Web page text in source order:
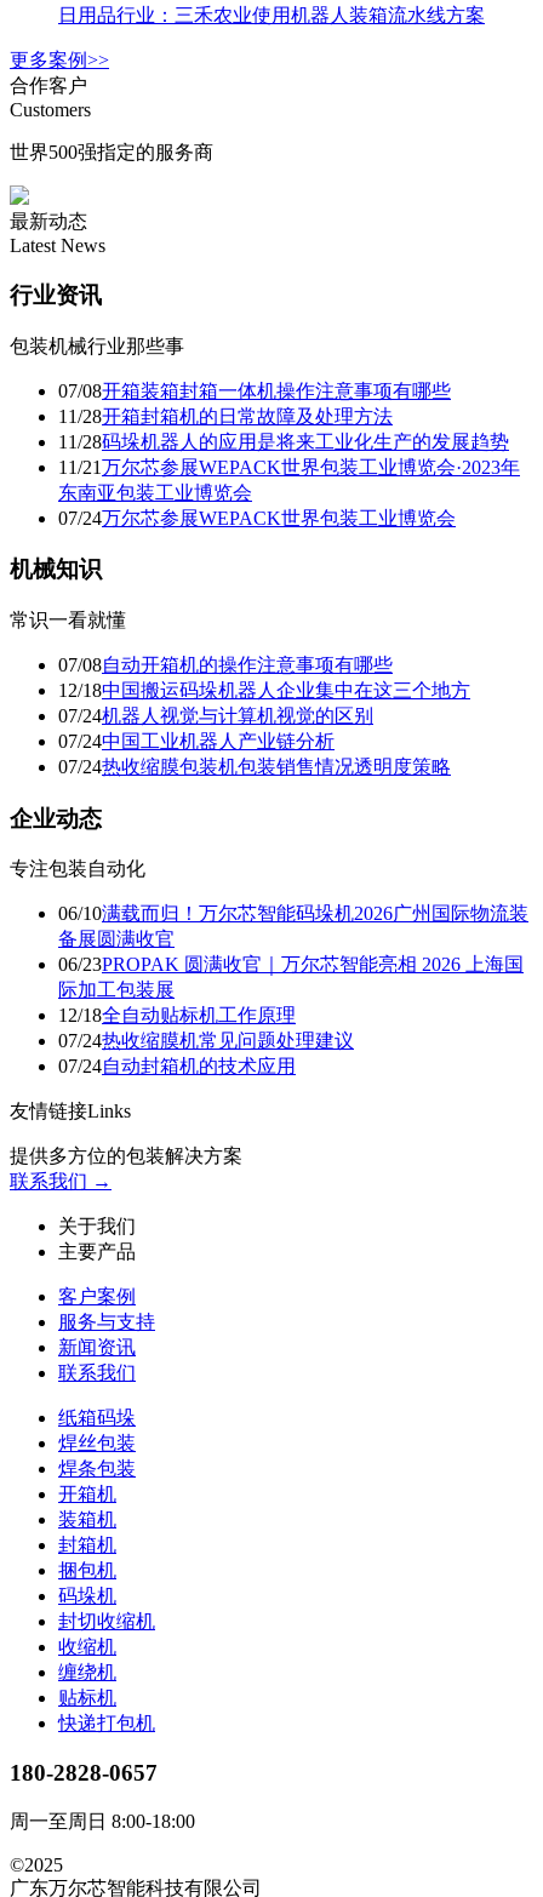
日用品行业：三禾农业使用机器人装箱流水线方案
更多案例>>
合作客户
Customers
世界500强指定的服务商
最新动态
Latest News
行业资讯
包装机械行业那些事
07/08开箱装箱封箱一体机操作注意事项有哪些
11/28开箱封箱机的日常故障及处理方法
11/28码垛机器人的应用是将来工业化生产的发展趋势
11/21万尔芯参展WEPACK世界包装工业博览会·2023年
东南亚包装工业博览会
07/24万尔芯参展WEPACK世界包装工业博览会
机械知识
常识一看就懂
07/08自动开箱机的操作注意事项有哪些
12/18中国搬运码垛机器人企业集中在这三个地方
07/24机器人视觉与计算机视觉的区别
07/24中国工业机器人产业链分析
07/24热收缩膜包装机包装销售情况透明度策略
企业动态
专注包装自动化
06/10满载而归！万尔芯智能码垛机2026广州国际物流装
备展圆满收官
06/23PROPAK 圆满收官｜万尔芯智能亮相 2026 上海国
际加工包装展
12/18​全自动贴标机工作原理
07/24热收缩膜机常见问题处理建议
07/24自动封箱机的技术应用
友情链接Links
提供多方位的包装解决方案
联系我们 →
关于我们
主要产品
客户案例
服务与支持
新闻资讯
联系我们
纸箱码垛
焊丝包装
焊条包装
开箱机
装箱机
封箱机
捆包机
码垛机
封切收缩机
收缩机
缠绕机
贴标机
快递打包机
180-2828-0657
周一至周日 8:00-18:00
©2025
广东万尔芯智能科技有限公司